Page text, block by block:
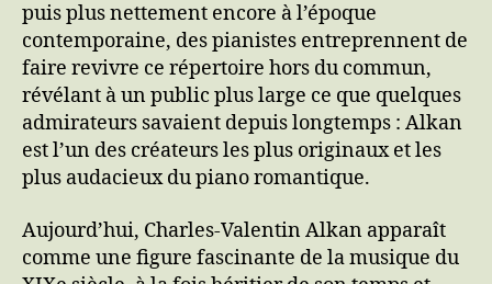
puis plus nettement encore à l’époque
contemporaine, des pianistes entreprennent de
faire revivre ce répertoire hors du commun,
révélant à un public plus large ce que quelques
admirateurs savaient depuis longtemps : Alkan
est l’un des créateurs les plus originaux et les
plus audacieux du piano romantique.
Aujourd’hui, Charles-Valentin Alkan apparaît
comme une figure fascinante de la musique du